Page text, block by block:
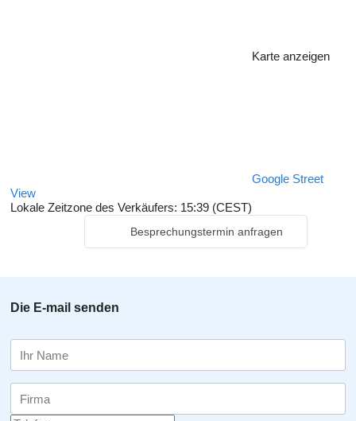
Karte anzeigen
Google Street
View
Lokale Zeitzone des Verkäufers: 15:39 (CEST)
Besprechungstermin anfragen
Die E-mail senden